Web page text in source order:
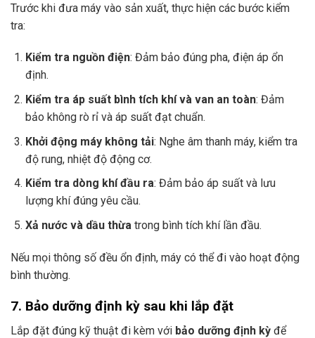
Trước khi đưa máy vào sản xuất, thực hiện các bước kiểm
tra:
Kiểm tra nguồn điện: Đảm bảo đúng pha, điện áp ổn
định.
Kiểm tra áp suất bình tích khí và van an toàn: Đảm
bảo không rò rỉ và áp suất đạt chuẩn.
Khởi động máy không tải: Nghe âm thanh máy, kiểm tra
độ rung, nhiệt độ động cơ.
Kiểm tra dòng khí đầu ra: Đảm bảo áp suất và lưu
lượng khí đúng yêu cầu.
Xả nước và dầu thừa trong bình tích khí lần đầu.
Nếu mọi thông số đều ổn định, máy có thể đi vào hoạt động
bình thường.
7. Bảo dưỡng định kỳ sau khi lắp đặt
Lắp đặt đúng kỹ thuật đi kèm với bảo dưỡng định kỳ để